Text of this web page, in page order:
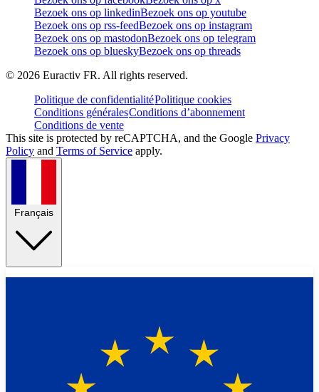
Bezoek ons op linkedinBezoek ons op youtube
Bezoek ons op rss-feedBezoek ons op instagram
Bezoek ons op mastodonBezoek ons op telegram
Bezoek ons op blueskyBezoek ons op threads
© 2026 Euractiv FR. All rights reserved.
Politique de confidentialitéPolitique cookies
Conditions généralesConditions d’abonnement
Conditions de vente
This site is protected by reCAPTCHA, and the Google Privacy
Policy and Terms of Service apply.
Français